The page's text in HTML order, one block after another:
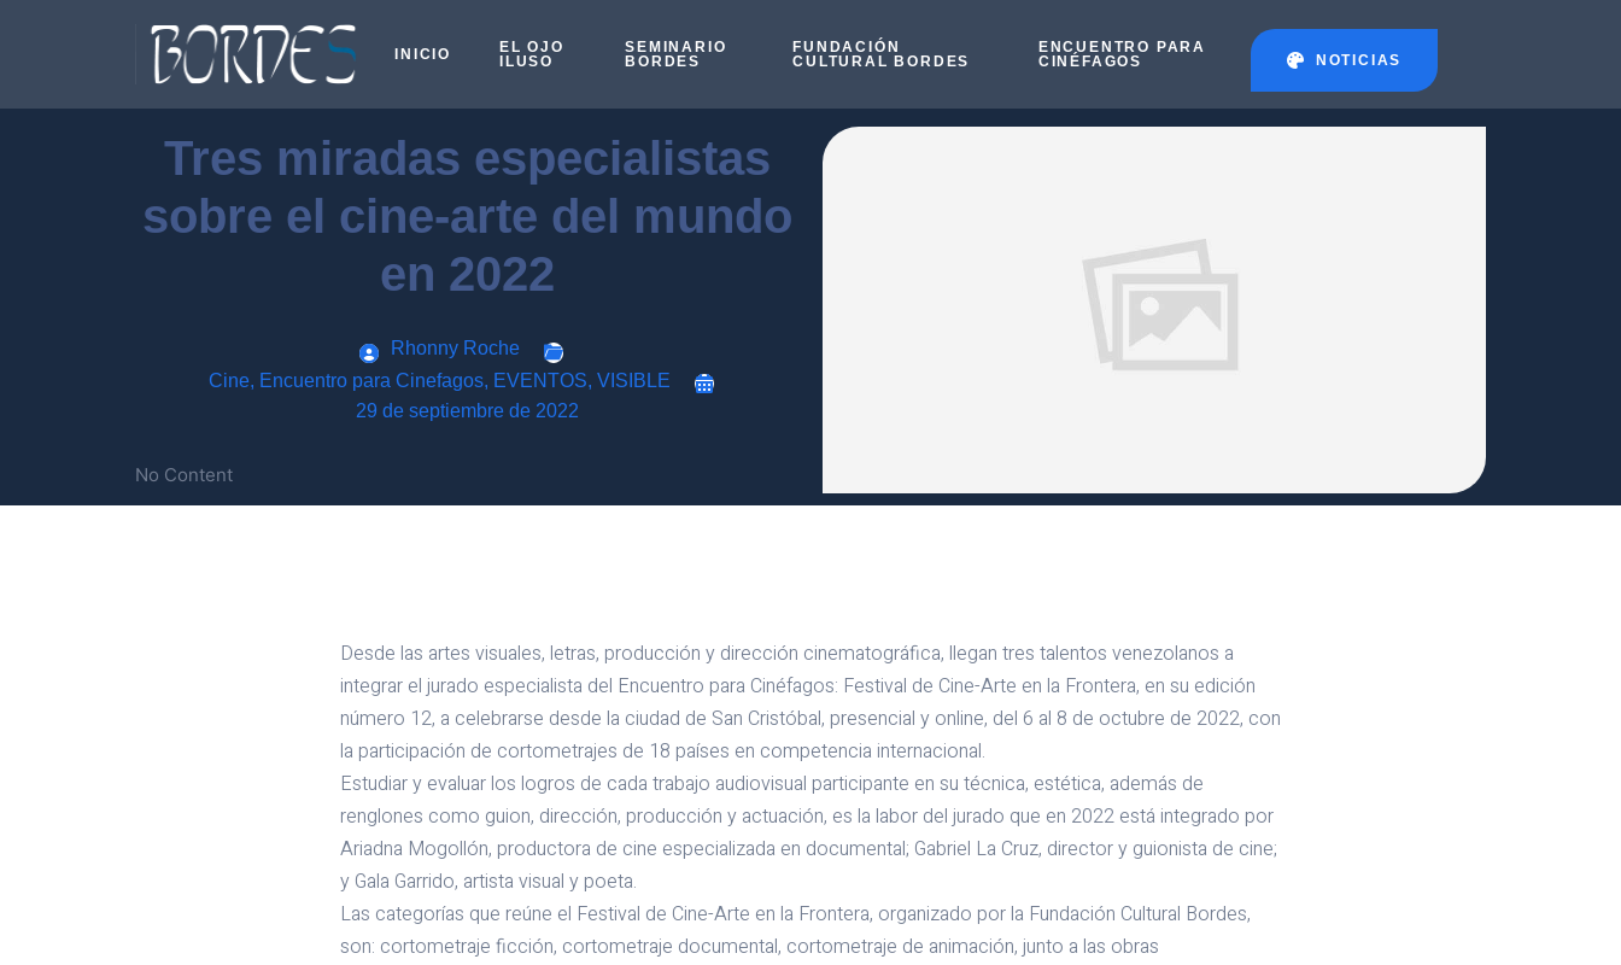
INICIO
EL OJO
ILUSO
SEMINARIO
BORDES
FUNDACIÓN
CULTURAL BORDES
ENCUENTRO PARA
CINÉFAGOS
NOTICIAS
Tres miradas especialistas
sobre el cine-arte del mundo
en 2022
Rhonny Roche
Cine, Encuentro para Cinefagos, EVENTOS, VISIBLE
29 de septiembre de 2022
No Content
Desde las artes visuales, letras, producción y dirección cinematográfica, llegan tres talentos venezolanos a
integrar el jurado especialista del Encuentro para Cinéfagos: Festival de Cine-Arte en la Frontera, en su edición
número 12, a celebrarse desde la ciudad de San Cristóbal, presencial y online, del 6 al 8 de octubre de 2022, con
la participación de cortometrajes de 18 países en competencia internacional.
Estudiar y evaluar los logros de cada trabajo audiovisual participante en su técnica, estética, además de
renglones como guion, dirección, producción y actuación, es la labor del jurado que en 2022 está integrado por
Ariadna Mogollón, productora de cine especializada en documental; Gabriel La Cruz, director y guionista de cine;
y Gala Garrido, artista visual y poeta.
Las categorías que reúne el Festival de Cine-Arte en la Frontera, organizado por la Fundación Cultural Bordes,
son: cortometraje ficción, cortometraje documental, cortometraje de animación, junto a las obras